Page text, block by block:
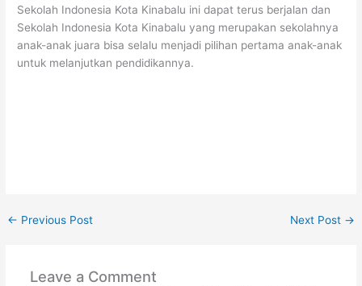
Sekolah Indonesia Kota Kinabalu ini dapat terus berjalan dan
Sekolah Indonesia Kota Kinabalu yang merupakan sekolahnya
anak-anak juara bisa selalu menjadi pilihan pertama anak-anak
untuk melanjutkan pendidikannya.
← Previous Post Next Post →
Leave a Comment